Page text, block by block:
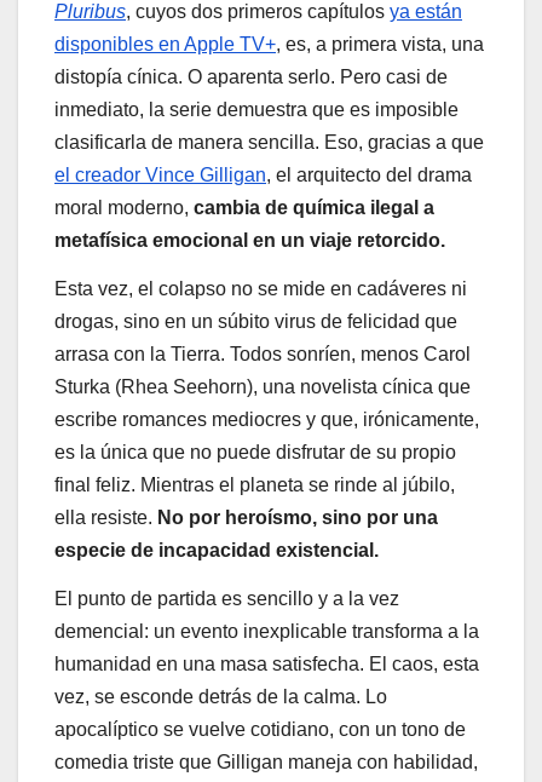
Pluribus, cuyos dos primeros capítulos ya están
disponibles en Apple TV+, es, a primera vista, una
distopía cínica. O aparenta serlo. Pero casi de
inmediato, la serie demuestra que es imposible
clasificarla de manera sencilla. Eso, gracias a que
el creador Vince Gilligan, el arquitecto del drama
moral moderno, cambia de química ilegal a
metafísica emocional en un viaje retorcido.
Esta vez, el colapso no se mide en cadáveres ni
drogas, sino en un súbito virus de felicidad que
arrasa con la Tierra. Todos sonríen, menos Carol
Sturka (Rhea Seehorn), una novelista cínica que
escribe romances mediocres y que, irónicamente,
es la única que no puede disfrutar de su propio
final feliz. Mientras el planeta se rinde al júbilo,
ella resiste. No por heroísmo, sino por una
especie de incapacidad existencial.
El punto de partida es sencillo y a la vez
demencial: un evento inexplicable transforma a la
humanidad en una masa satisfecha. El caos, esta
vez, se esconde detrás de la calma. Lo
apocalíptico se vuelve cotidiano, con un tono de
comedia triste que Gilligan maneja con habilidad,